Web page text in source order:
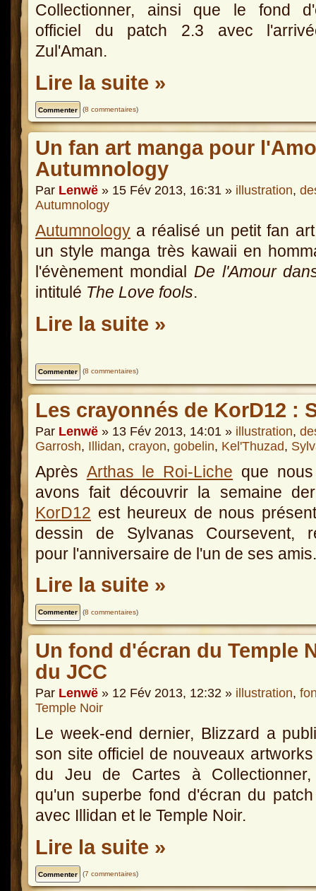
Collectionner, ainsi que le fond
officiel du patch 2.3 avec
Zul'Aman.
Lire la suite »
(8 commentaires)
Un fan art manga pour
Autumnology
Par Lenwë » 15 Fév 2013, 16:31 » illustration,
Autumnology
Autumnology a réalisé un petit fan
un style manga très kawaii en
l'évènement mondial De l'Amour
intitulé The Love fools.
Lire la suite »
(8 commentaires)
Les crayonnés de KorD12 :
Par Lenwë » 13 Fév 2013, 14:01 » illustration,
Garrosh, Illidan, crayon, gobelin, Kel'Thuzad,
Après Arthas le Roi-Liche que
avons fait découvrir la semaine
KorD12 est heureux de nous
dessin de Sylvanas Coursevent,
pour l'anniversaire de l'un de ses amis.
Lire la suite »
(8 commentaires)
Un fond d'écran du Temple
du JCC
Par Lenwë » 12 Fév 2013, 12:32 » illustration,
Temple Noir
Le week-end dernier, Blizzard a
son site officiel de nouveaux
du Jeu de Cartes à
qu'un superbe fond d'écran du
avec Illidan et le Temple Noir.
Lire la suite »
(7 commentaires)